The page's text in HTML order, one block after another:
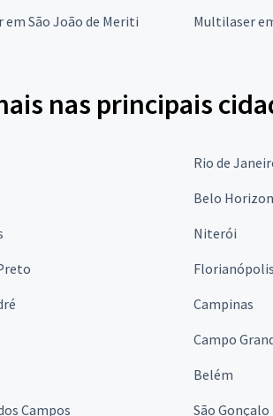
São João de Meriti Multilaser
nas principais
Rio de
Belo
Niterói
Florianópolis
Campinas
Campo
Belém
Campos São Gonçalo